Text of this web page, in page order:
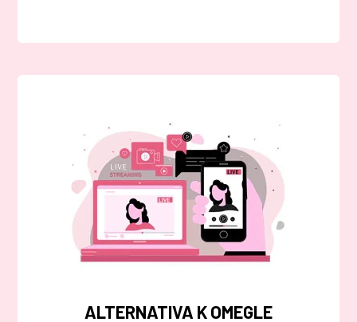
ALTERNATIVA K OMEGLE